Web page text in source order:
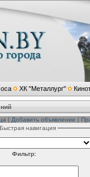
ХК "Металлург"
| Добавить объявление |
Быстрая навигация
Фильтр: